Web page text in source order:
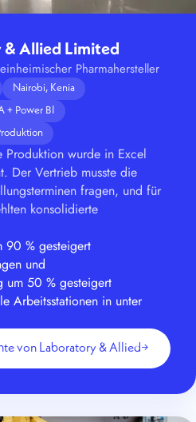
& Allied Limited
Pharmahersteller
Nairobi, Kenia
+ Power BI
Produktion wurde in Excel
Der Vertrieb musste die
fragen, und für
konsolidierte
90 % gesteigert
und
um 50 % gesteigert
Arbeitsstationen in unter
von Laboratory & Allied→